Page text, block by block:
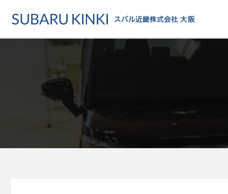
店舗情報 店
地域でさがす
地図でさがす
試乗車でさがす
カーラインアップ
カーラインアップ一覧
乗用車
軽自動車
メンテナンス・サー
メンテナンス・サービスト
車検・定期点検をする
カーケアをする